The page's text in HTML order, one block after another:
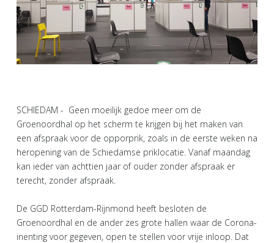
SCHIEDAM - Geen moeilijk gedoe meer om de
Groenoordhal op het scherm te krijgen bij het maken van
een afspraak voor de opporprik, zoals in de eerste weken na
heropening van de Schiedamse priklocatie. Vanaf maandag
kan ieder van achttien jaar of ouder zonder afspraak er
terecht, zonder afspraak.
De GGD Rotterdam-Rijnmond heeft besloten de
Groenoordhal en de ander zes grote hallen waar de Corona-
inenting voor gegeven, open te stellen voor vrije inloop. Dat